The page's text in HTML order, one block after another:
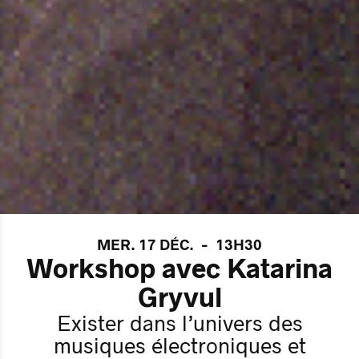
MER. 17 DÉC. - 13H30
Workshop avec Katarina
Gryvul
Exister dans l’univers des
musiques électroniques et